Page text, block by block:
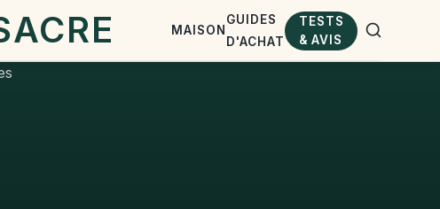
MAISON
GUIDES
D'ACHAT
TESTS
& AVIS